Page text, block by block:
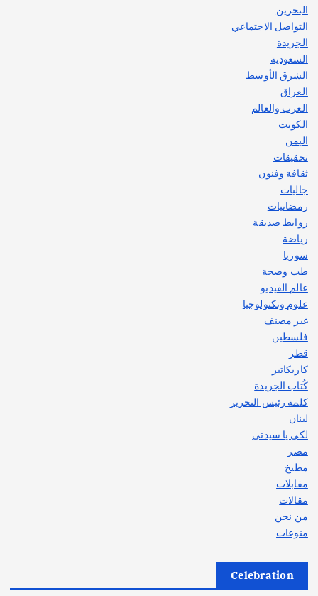
البحرين
التواصل الاجتماعي
الجريدة
السعودية
الشرق الأوسط
العراق
العرب والعالم
الكويت
اليمن
تحقيقات
ثقافة وفنون
جاليات
رمضانيات
روابط صديقة
رياضة
سوريا
طب وصحة
عالم الفيديو
علوم وتكنولوجيا
غير مصنف
فلسطين
قطر
كاريكاتير
كُتاب الجريدة
كلمة رئيس التحرير
لبنان
لكي يا سيدتي
مصر
مطبخ
مقابلات
مقالات
من نحن
منوعات
Celebration